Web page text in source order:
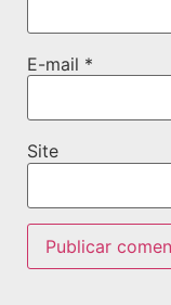
E-mail *
Site